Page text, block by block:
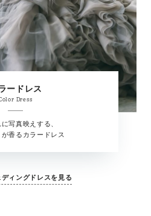
ードレス
Dress
写真映えする、
香るカラードレス
ィングドレスを見る